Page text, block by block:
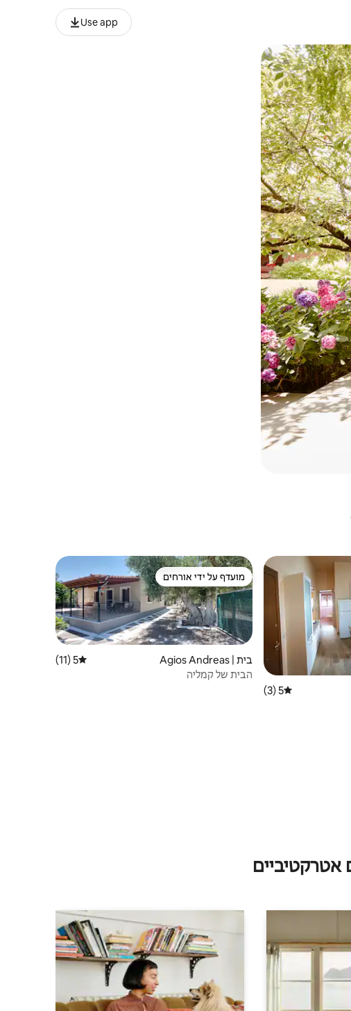
Use app
דירוג ממוצע של 5 מתוך 5, 3 ביקורות
5 (3)
מועדף על ידי אורחים
מועדף על ידי אורחים
בית | Agios Andreas דירוג ממוצע של 5 מתוך 5, 11 ביקורות
5 (11)
הבית של קמליה
אטרקטיביים